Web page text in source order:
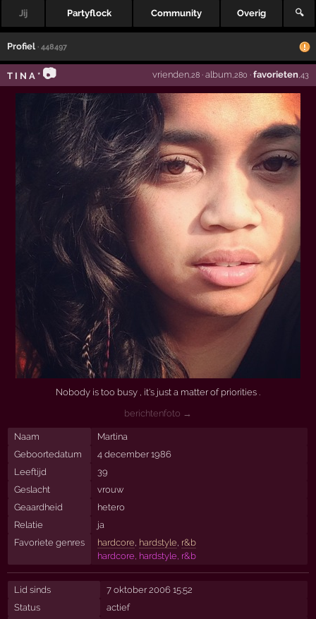
Jij Partyflock Community Overig 🔍
Profiel · 448497
T I N A * 📷 vrienden,28· album ,280 · favorieten ,43
Nobody is too busy , it's just a matter of priorities .
berichtenfoto →
Naam
Martina
Geboortedatum
4 december 1986
Leeftijd
39
Geslacht
vrouw
Geaardheid
hetero
Relatie
ja
Favoriete genres
hardcore hardstyle r&b
hardcore, hardstyle, r&b
Lid sinds
7 oktober 2006 15:52
Status
actief